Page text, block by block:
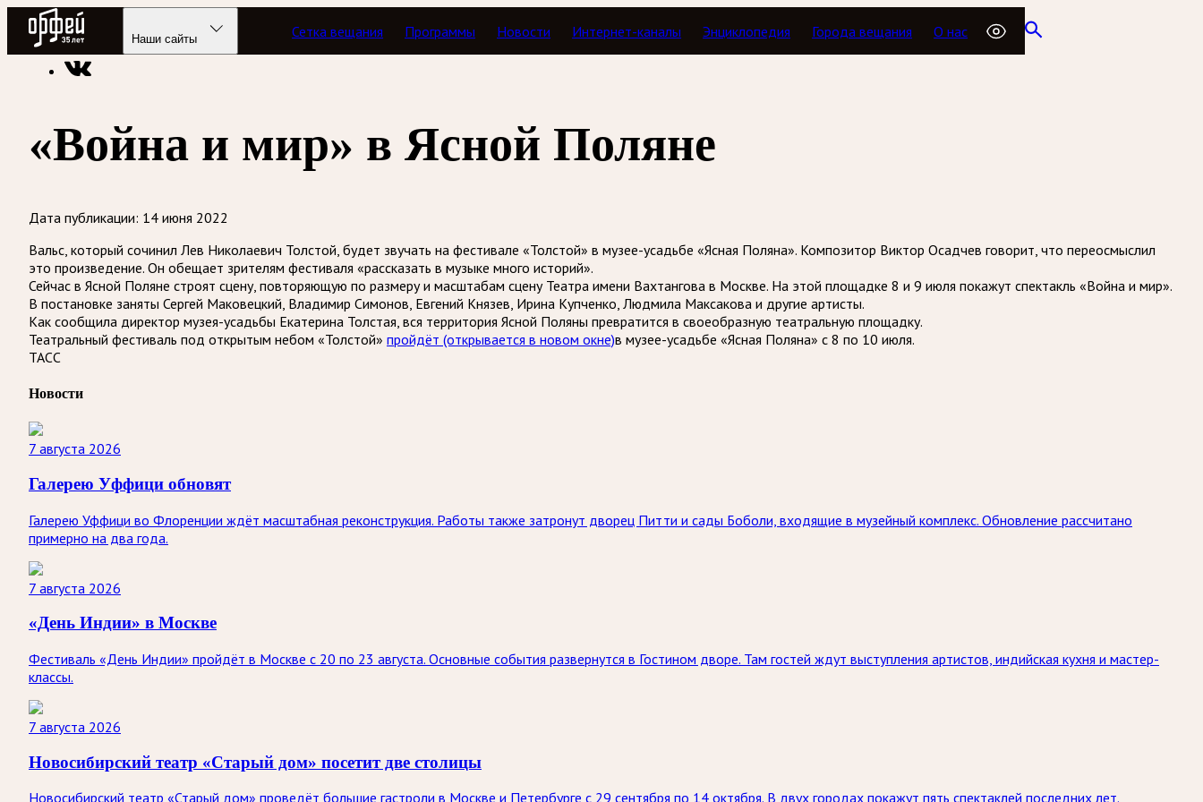
Радио Орфей
Наши сайты Сетка вещания Программы Новости Интернет-каналы Энциклопедия Города вещания О нас
Радио классической музыки «Орфей» Новости
«Война и мир» в Ясной Поляне
Дата публикации: 14 июня 2022
Вальс, который сочинил Лев Николаевич Толстой, будет звучать на фестивале «Толстой» в музее-усадьбе «Ясная Поляна». Композитор Виктор Осадчев говорит, что переосмыслил
это произведение. Он обещает зрителям фестиваля «рассказать в музыке много историй».
Сейчас в Ясной Поляне строят сцену, повторяющую по размеру и масштабам сцену Театра имени Вахтангова в Москве. На этой площадке 8 и 9 июля покажут спектакль «Война и мир».
В постановке заняты Сергей Маковецкий, Владимир Симонов, Евгений Князев, Ирина Купченко, Людмила Максакова и другие артисты.
Как сообщила директор музея-усадьбы Екатерина Толстая, вся территория Ясной Поляны превратится в своеобразную театральную площадку.
Театральный фестиваль под открытым небом «Толстой» пройдёт (открывается в новом окне)в музее-усадьбе «Ясная Поляна» с 8 по 10 июля.
ТАСС
Новости
7 августа 2026
Галерею Уффици обновят
Галерею Уффици во Флоренции ждёт масштабная реконструкция. Работы также затронут дворец Питти и сады Боболи, входящие в музейный комплекс. Обновление рассчитано
примерно на два года.
7 августа 2026
«День Индии» в Москве
Фестиваль «День Индии» пройдёт в Москве с 20 по 23 августа. Основные события развернутся в Гостином дворе. Там гостей ждут выступления артистов, индийская кухня и мастер-
классы.
7 августа 2026
Новосибирский театр «Старый дом» посетит две столицы
Новосибирский театр «Старый дом» проведёт большие гастроли в Москве и Петербурге с 29 сентября по 14 октября. В двух городах покажут пять спектаклей последних лет.